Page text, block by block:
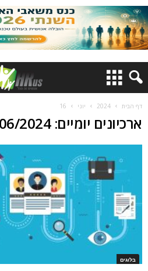
דף הבית 2024 יוני 16
ארכיונים יומיים: 16/06/2024
בלוגים